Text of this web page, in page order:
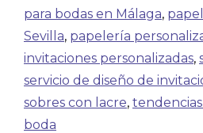
para bodas en Málaga,
Sevilla, papelería
invitaciones personalizadas,
servicio de diseño de
sobres con lacre,
boda